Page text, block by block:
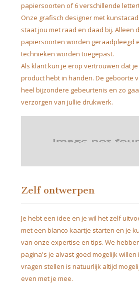
papiersoorten of 6 verschillende
Onze grafisch designer met
staat jou met raad en daad bij. Alleen
papiersoorten worden geraadpleegd
technieken worden toegepast.
Als klant kun je erop vertrouwen dat
product hebt in handen. De geboorte
heel bijzondere gebeurtenis en zo
verzorgen van jullie drukwerk.
Zelf ontwerpen
Je hebt een idee en je wil het zelf
met een blanco kaartje starten en je
van onze expertise en tips. We
pagina's je alvast goed mogelijk
vragen stellen is natuurlijk altijd
even met je mee.